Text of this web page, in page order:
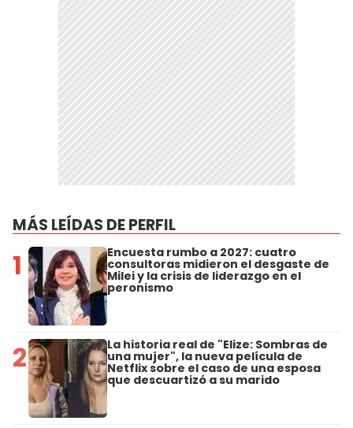
MÁS LEÍDAS DE PERFIL
1 Encuesta rumbo a 2027: cuatro
consultoras midieron el desgaste de
Milei y la crisis de liderazgo en el
peronismo
2 La historia real de "Elize: Sombras de
una mujer", la nueva película de
Netflix sobre el caso de una esposa
que descuartizó a su marido